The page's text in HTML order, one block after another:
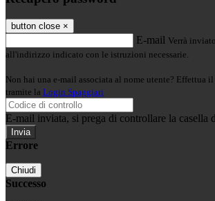
button close ×
E-mail Verrà
all'indirizzo indicato con le istruzioni necessarie.
Non hai una e-mail associata al nome utente? Effettua il
tramite la Login Spaggiari
E-mail inviata, si prega di controllare la casella
Errore
Chiudi
Successo